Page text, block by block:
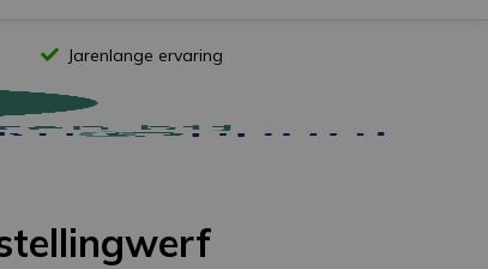
Jarenlange ervaring